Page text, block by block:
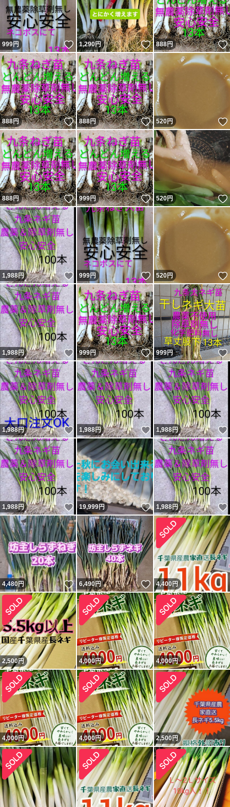
999円 いいね！
1,290円 いいね！
888円
888円 いいね！
888円 いいね！
520円
888円 いいね！
999円 いいね！
520円
1,988円 いいね！
999円 いいね！
520円
1,988円 いいね！
999円 いいね！
999円
1,988円 いいね！
1,988円 いいね！
1,988円
1,988円 いいね！
19,999円 いいね！
1,988円
4,480円 いいね！
6,490円 いいね！
4,400円
2,500円 4,000円 4,000円
4,000円 4,000円 2,500円